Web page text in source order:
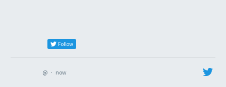
Follow
@ · now